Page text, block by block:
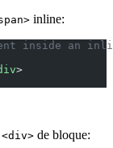
inline:
inside an
>
<div> de bloque: